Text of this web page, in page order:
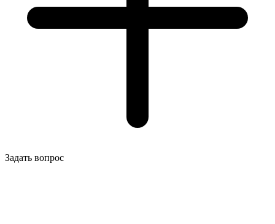
Задать вопрос